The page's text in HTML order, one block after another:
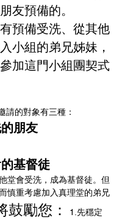
友預備的。
預備受洗、從其他
小組的弟兄姊妹，
加這門小組團契式
請的對象有三種：
朋友
基督徒
堂會受洗，成為基督徒。但
慎重考慮加入真理堂的弟兄
鼓勵您：
1.先穩定